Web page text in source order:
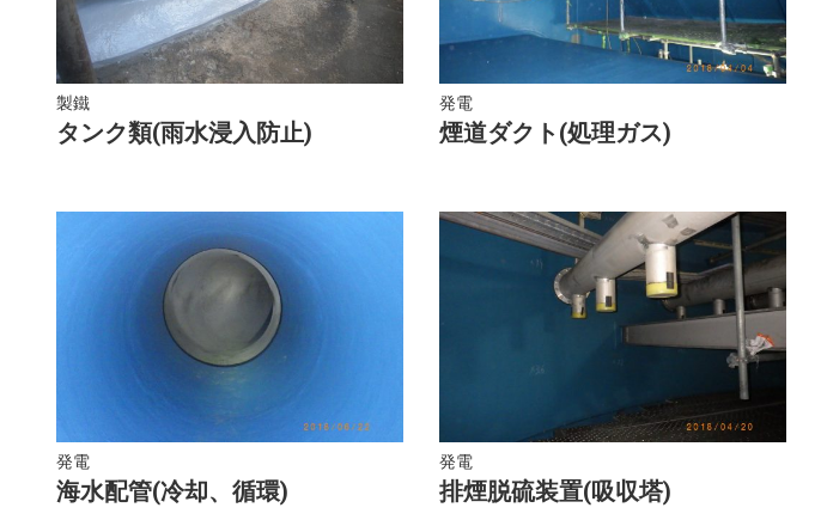
製鐵
タンク類(雨水浸入防止)
発電
煙道ダクト(処理ガス)
発電
海水配管(冷却、循環)
発電
排煙脱硫装置(吸収塔)